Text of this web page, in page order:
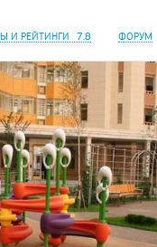
И РЕЙТИНГИ 7.8 ФОРУМ